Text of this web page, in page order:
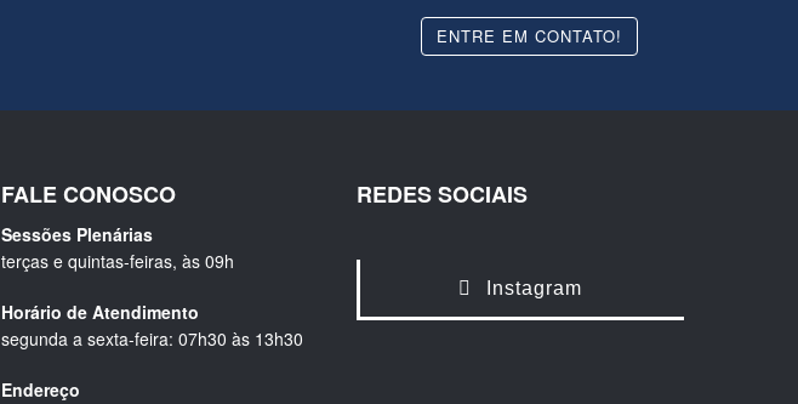
ENTRE EM CONTATO!
FALE CONOSCO
Sessões Plenárias
terças e quintas-feiras, às 09h
Horário de Atendimento
segunda a sexta-feira: 07h30 às 13h30
Endereço
REDES SOCIAIS
Instagram